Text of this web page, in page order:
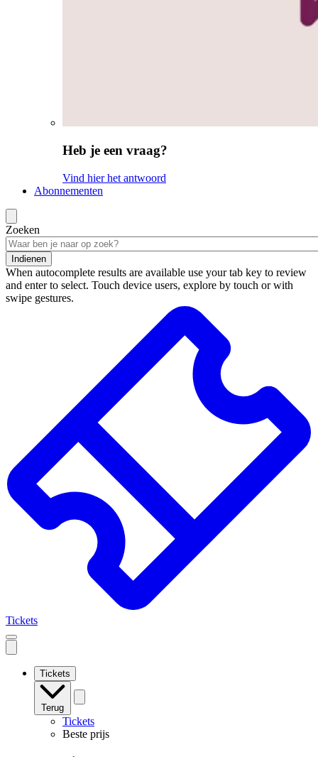
Heb je een vraag?
Vind hier het antwoord
Abonnementen
Zoeken
Indienen
When autocomplete results are available use your tab key to review
and enter to select. Touch device users, explore by touch or with
swipe gestures.
Tickets
Open
mobile
Tickets
Terug
Tickets
Beste prijs